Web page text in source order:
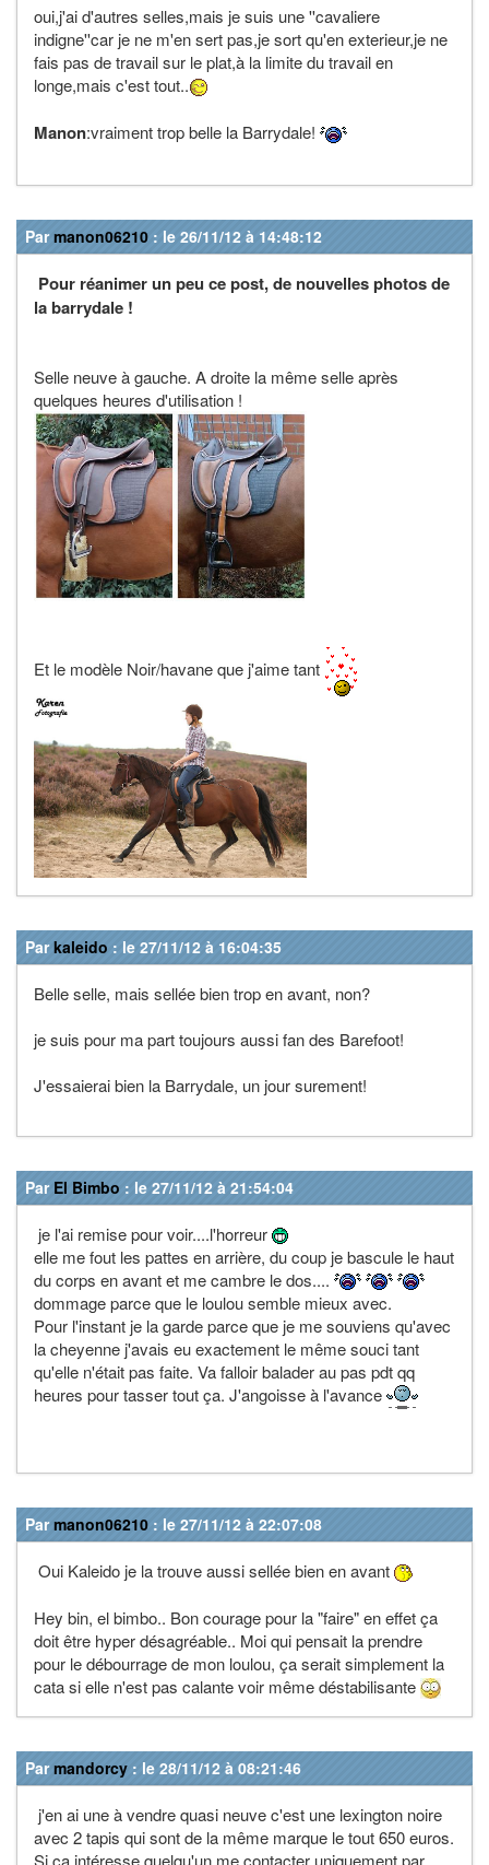
oui,j'ai d'autres selles,mais je suis une ''cavaliere
indigne''car je ne m'en sert pas,je sort qu'en exterieur,je ne
fais pas de travail sur le plat,à la limite du travail en
longe,mais c'est tout..
Manon:vraiment trop belle la Barrydale!
Parmanon06210 : le 26/11/12 à 14:48:12
Pour réanimer un peu ce post, de nouvelles photos de
la barrydale !
Selle neuve à gauche. A droite la même selle après
quelques heures d'utilisation !
Et le modèle Noir/havane que j'aime tant
Parkaleido : le 27/11/12 à 16:04:35
Belle selle, mais sellée bien trop en avant, non?
je suis pour ma part toujours aussi fan des Barefoot!
J'essaierai bien la Barrydale, un jour surement!
Par El Bimbo : le 27/11/12 à 21:54:04
je l'ai remise pour voir....l'horreur
elle me fout les pattes en arrière, du coup je bascule le haut
du corps en avant et me cambre le dos....
dommage parce que le loulou semble mieux avec.
Pour l'instant je la garde parce que je me souviens qu'avec
la cheyenne j'avais eu exactement le même souci tant
qu'elle n'était pas faite. Va falloir balader au pas pdt qq
heures pour tasser tout ça. J'angoisse à l'avance
Parmanon06210 : le 27/11/12 à 22:07:08
Oui Kaleido je la trouve aussi sellée bien en avant
Hey bin, el bimbo.. Bon courage pour la "faire" en effet ça
doit être hyper désagréable.. Moi qui pensait la prendre
pour le débourrage de mon loulou, ça serait simplement la
cata si elle n'est pas calante voir même déstabilisante
Parmandorcy : le 28/11/12 à 08:21:46
j'en ai une à vendre quasi neuve c'est une lexington noire
avec 2 tapis qui sont de la même marque le tout 650 euros.
Si ça intéresse quelqu'un me contacter uniquement par